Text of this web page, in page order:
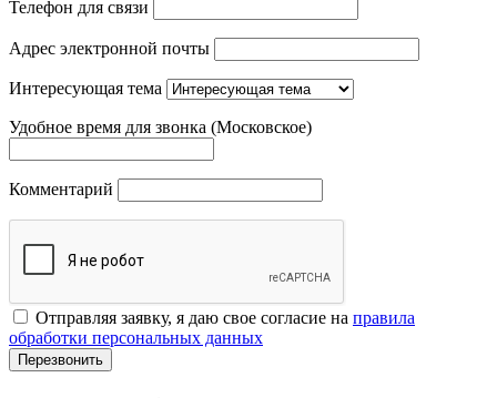
Телефон для связи
Адрес электронной почты
Интересующая тема
Удобное время для звонка (Московское)
Комментарий
Отправляя заявку, я даю свое согласие на правила
обработки персональных данных
Перезвонить